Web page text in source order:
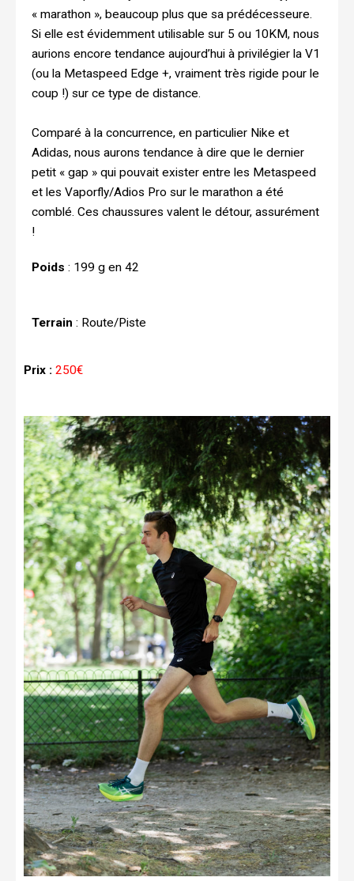
« marathon », beaucoup plus que sa prédécesseure.
Si elle est évidemment utilisable sur 5 ou 10KM, nous
aurions encore tendance aujourd’hui à privilégier la V1
(ou la Metaspeed Edge +, vraiment très rigide pour le
coup !) sur ce type de distance.
Comparé à la concurrence, en particulier Nike et
Adidas, nous aurons tendance à dire que le dernier
petit « gap » qui pouvait exister entre les Metaspeed
et les Vaporfly/Adios Pro sur le marathon a été
comblé. Ces chaussures valent le détour, assurément
!
Poids : 199 g en 42
Terrain : Route/Piste
Prix : 250€